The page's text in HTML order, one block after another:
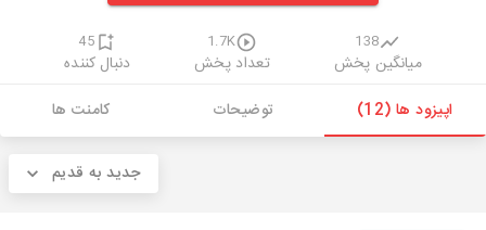
138
میانگین پخش
1.7K
تعداد پخش
45
دنبال کننده
اپیزود ها (12)
توضیحات کامنت ها
جدید به قدیم